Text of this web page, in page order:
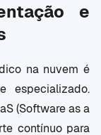
e
na nuvem é
especializado.
(Software as a
contínuo para